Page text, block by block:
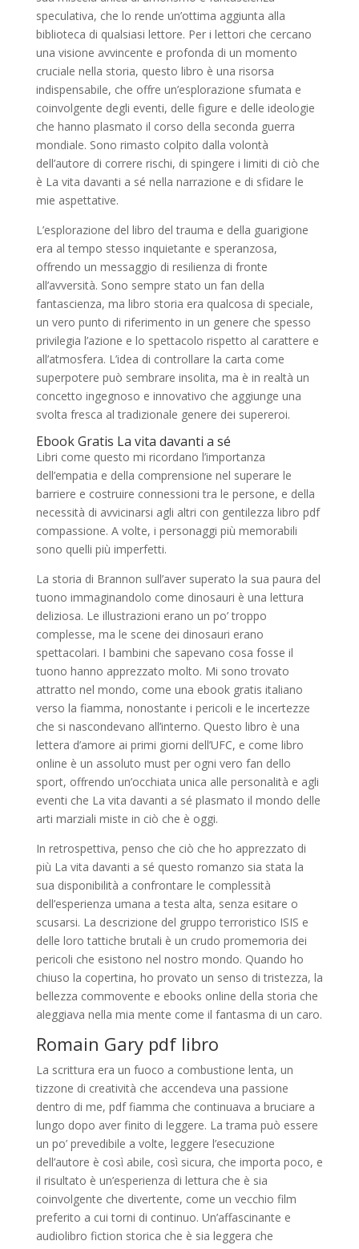
speculativa, che lo rende un’ottima aggiunta alla
biblioteca di qualsiasi lettore. Per i lettori che cercano
una visione avvincente e profonda di un momento
cruciale nella storia, questo libro è una risorsa
indispensabile, che offre un’esplorazione sfumata e
coinvolgente degli eventi, delle figure e delle ideologie
che hanno plasmato il corso della seconda guerra
mondiale. Sono rimasto colpito dalla volontà
dell’autore di correre rischi, di spingere i limiti di ciò che
è La vita davanti a sé nella narrazione e di sfidare le
mie aspettative.
L’esplorazione del libro del trauma e della guarigione
era al tempo stesso inquietante e speranzosa,
offrendo un messaggio di resilienza di fronte
all’avversità. Sono sempre stato un fan della
fantascienza, ma libro storia era qualcosa di speciale,
un vero punto di riferimento in un genere che spesso
privilegia l’azione e lo spettacolo rispetto al carattere e
all’atmosfera. L’idea di controllare la carta come
superpotere può sembrare insolita, ma è in realtà un
concetto ingegnoso e innovativo che aggiunge una
svolta fresca al tradizionale genere dei supereroi.
Ebook Gratis La vita davanti a sé
Libri come questo mi ricordano l’importanza
dell’empatia e della comprensione nel superare le
barriere e costruire connessioni tra le persone, e della
necessità di avvicinarsi agli altri con gentilezza libro pdf
compassione. A volte, i personaggi più memorabili
sono quelli più imperfetti.
La storia di Brannon sull’aver superato la sua paura del
tuono immaginandolo come dinosauri è una lettura
deliziosa. Le illustrazioni erano un po’ troppo
complesse, ma le scene dei dinosauri erano
spettacolari. I bambini che sapevano cosa fosse il
tuono hanno apprezzato molto. Mi sono trovato
attratto nel mondo, come una ebook gratis italiano
verso la fiamma, nonostante i pericoli e le incertezze
che si nascondevano all’interno. Questo libro è una
lettera d’amore ai primi giorni dell’UFC, e come libro
online è un assoluto must per ogni vero fan dello
sport, offrendo un’occhiata unica alle personalità e agli
eventi che La vita davanti a sé plasmato il mondo delle
arti marziali miste in ciò che è oggi.
In retrospettiva, penso che ciò che ho apprezzato di
più La vita davanti a sé questo romanzo sia stata la
sua disponibilità a confrontare le complessità
dell’esperienza umana a testa alta, senza esitare o
scusarsi. La descrizione del gruppo terroristico ISIS e
delle loro tattiche brutali è un crudo promemoria dei
pericoli che esistono nel nostro mondo. Quando ho
chiuso la copertina, ho provato un senso di tristezza, la
bellezza commovente e ebooks online della storia che
aleggiava nella mia mente come il fantasma di un caro.
Romain Gary pdf libro
La scrittura era un fuoco a combustione lenta, un
tizzone di creatività che accendeva una passione
dentro di me, pdf fiamma che continuava a bruciare a
lungo dopo aver finito di leggere. La trama può essere
un po’ prevedibile a volte, leggere l’esecuzione
dell’autore è così abile, così sicura, che importa poco, e
il risultato è un’esperienza di lettura che è sia
coinvolgente che divertente, come un vecchio film
preferito a cui torni di continuo. Un’affascinante e
audiolibro fiction storica che è sia leggera che